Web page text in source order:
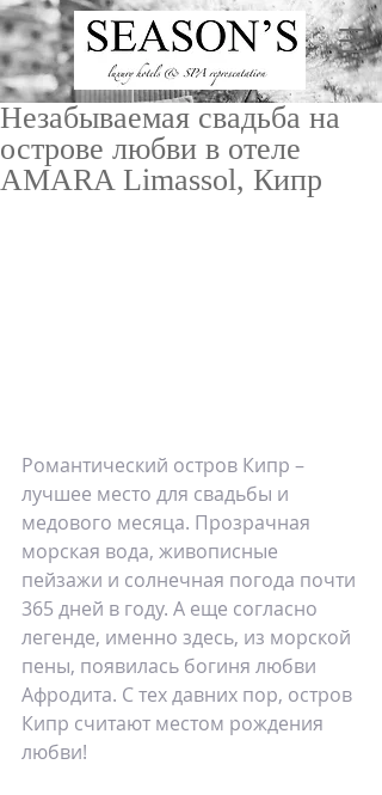
Незабываемая свадьба на
острове любви в отеле
AMARA Limassol, Кипр
Романтический остров Кипр –
лучшее место для свадьбы и
медового месяца. Прозрачная
морская вода, живописные
пейзажи и солнечная погода почти
365 дней в году. А еще согласно
легенде, именно здесь, из морской
пены, появилась богиня любви
Афродита. С тех давних пор, остров
Кипр считают местом рождения
любви!